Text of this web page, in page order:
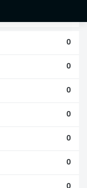
0
0
0
0
0
0